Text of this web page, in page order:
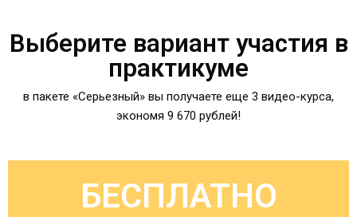
Выберите вариант участия в
практикуме
в пакете «Серьезный» вы получаете еще 3 видео-курса,
экономя 9 670 рублей!
БЕСПЛАТНО